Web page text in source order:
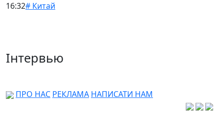
16:32# Китай
Інтервью
ПРО НАС РЕКЛАМА НАПИСАТИ НАМ